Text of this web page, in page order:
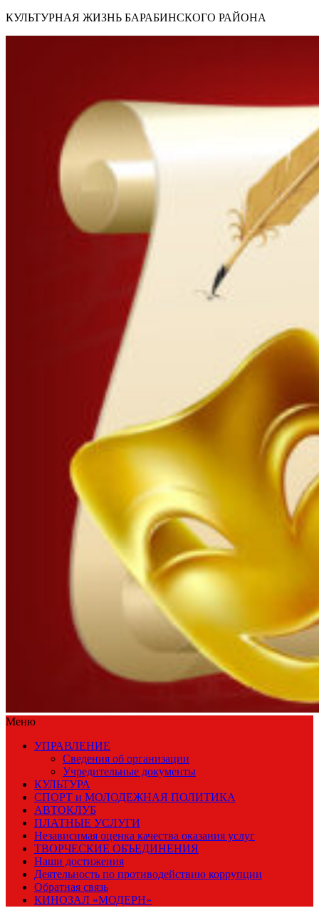
КУЛЬТУРНАЯ ЖИЗНЬ БАРАБИНСКОГО РАЙОНА
Меню
УПРАВЛЕНИЕ
Сведения об организации
Учредительные документы
КУЛЬТУРА
СПОРТ и МОЛОДЕЖНАЯ ПОЛИТИКА
АВТОКЛУБ
ПЛАТНЫЕ УСЛУГИ
Независимая оценка качества оказания услуг
ТВОРЧЕСКИЕ ОБЪЕДИНЕНИЯ
Наши достижения
Деятельность по противодействию коррупции
Обратная связь
КИНОЗАЛ «МОДЕРН»